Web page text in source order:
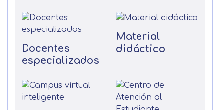
Docentes
especializados
Material
didáctico